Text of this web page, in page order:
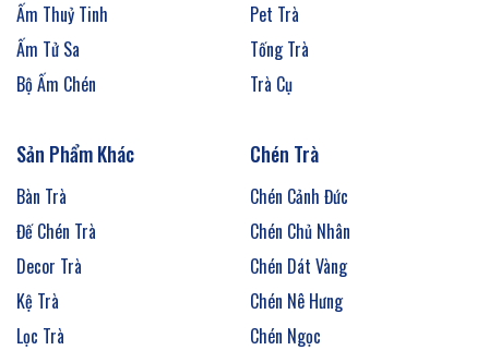
Ấm Thuỷ Tinh
Ấm Tử Sa
Bộ Ấm Chén
Pet Trà
Tống Trà
Trà Cụ
Sản Phẩm Khác
Bàn Trà
Đế Chén Trà
Decor Trà
Kệ Trà
Lọc Trà
Chén Trà
Chén Cảnh Đức
Chén Chủ Nhân
Chén Dát Vàng
Chén Nê Hưng
Chén Ngọc